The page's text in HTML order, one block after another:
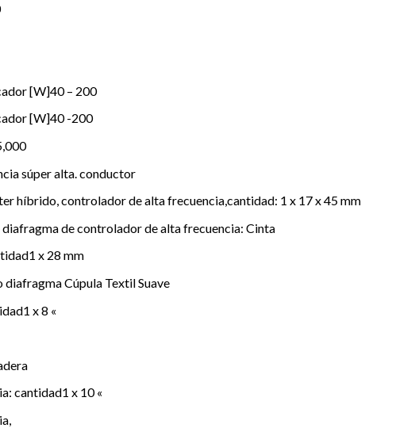
[W]40 – 200
[W]40 -200
súper alta. conductor
híbrido, controlador de alta frecuencia,cantidad: 1 x 17 x 45 mm
de controlador de alta frecuencia: Cinta
x 28 mm
Cúpula Textil Suave
x 8 «
cantidad1 x 10 «